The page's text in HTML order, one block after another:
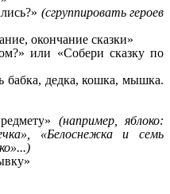
(сгруппировать героев
окончание сказки»
или «Собери сказку по
бабка, дедка, кошка, мышка.
(например, яблоко:
«Белоснежка и семь